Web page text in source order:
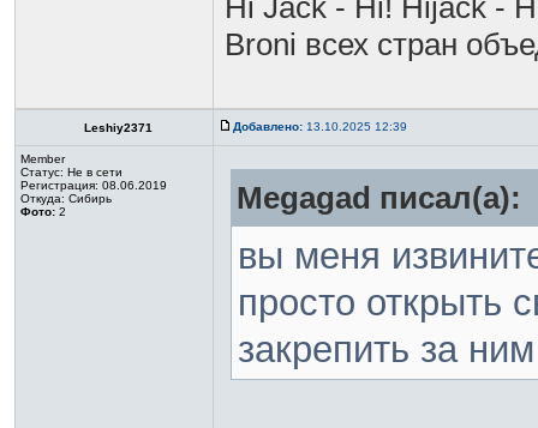
Hi Jack - Hi! Hijack -
Broni всех стран
Leshiy2371 Добавлено: 13.10.2025 12:39
Member
Статус: Не в сети
Регистрация: 08.06.2019
Откуда: Сибирь
Фото: 2 Megagad писал(а):
вы меня
просто открыть
закрепить за